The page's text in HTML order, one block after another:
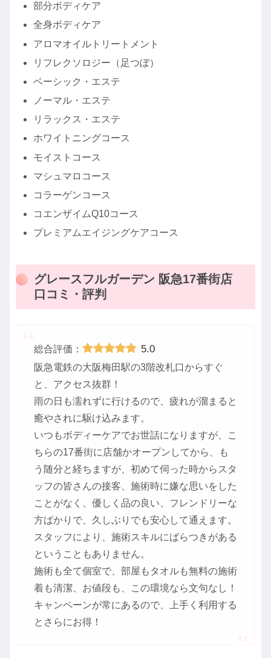
部分ボディケア
全身ボディケア
アロマオイルトリートメント
リフレクソロジー（足つぼ）
ベーシック・エステ
ノーマル・エステ
リラックス・エステ
ホワイトニングコース
モイストコース
マシュマロコース
コラーゲンコース
コエンザイムQ10コース
プレミアムエイジングケアコース
グレースフルガーデン 阪急17番街店
口コミ・評判
総合評価： 5.0
阪急電鉄の大阪梅田駅の3階改札口からすぐ
と、アクセス抜群！
雨の日も濡れずに行けるので、疲れが溜まると
癒やされに駆け込みます。
いつもボディーケアでお世話になりますが、こ
ちらの17番街に店舗かオープンしてから、も
う随分と経ちますが、初めて伺った時からスタ
ッフの皆さんの接客、施術時に嫌な思いをした
ことがなく、優しく品の良い、フレンドリーな
方ばかりで、久しぶりでも安心して通えます。
スタッフにより、施術スキルにばらつきがある
ということもありません。
施術も全て個室で、部屋もタオルも無料の施術
着も清潔、お値段も、この環境なら文句なし！
キャンペーンが常にあるので、上手く利用する
とさらにお得！